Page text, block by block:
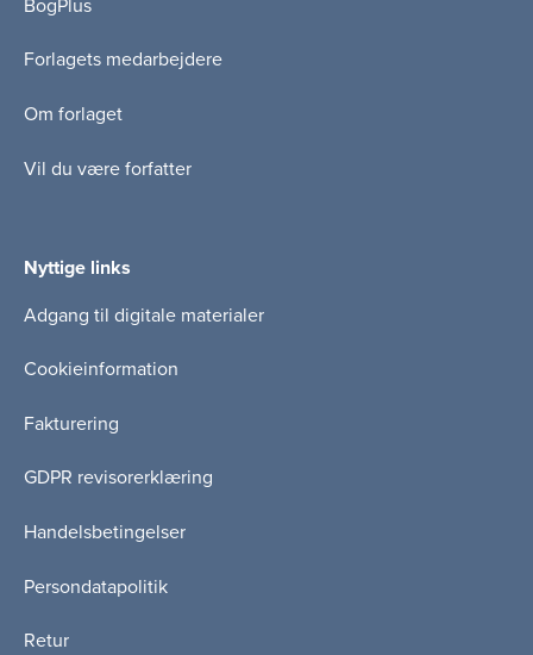
BogPlus
Forlagets medarbejdere
Om forlaget
Vil du være forfatter
Nyttige links
Adgang til digitale materialer
Cookieinformation
Fakturering
GDPR revisorerklæring
Handelsbetingelser
Persondatapolitik
Retur